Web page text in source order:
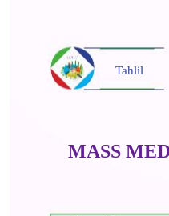
MASS
Tahlil